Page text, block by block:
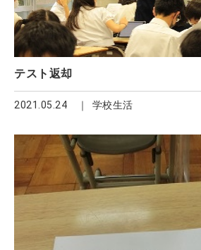
テスト返却
2021.05.24 学校生活